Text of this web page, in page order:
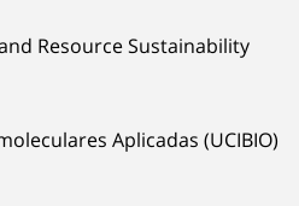
Resource Sustainability
Aplicadas (UCIBIO)